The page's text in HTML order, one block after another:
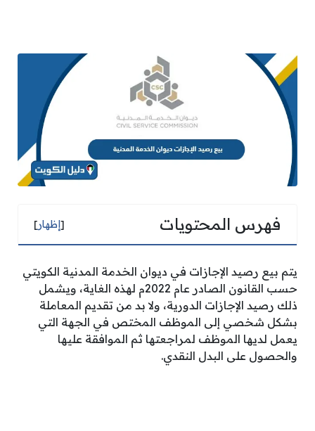
فهرس المحتويات [إظهار]
يتم بيع رصيد الإجازات في ديوان الخدمة المدنية الكويتي
حسب القانون الصادر عام 2022م لهذه الغاية، ويشمل
ذلك رصيد الإجازات الدورية، ولا بد من تقديم المعاملة
بشكل شخصي إلى الموظف المختص في الجهة التي
يعمل لديها الموظف لمراجعتها ثم الموافقة عليها
والحصول على البدل النقدي.